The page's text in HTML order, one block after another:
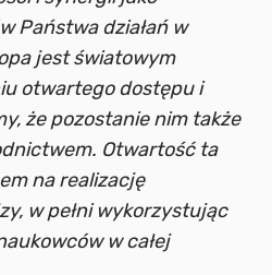
Państwa działań w
jest światowym
otwartego dostępu i
że pozostanie nim także
Otwartość ta
na realizację
w pełni wykorzystując
w całej